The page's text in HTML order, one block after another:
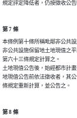
第 7 條
本條例第十條所稱毗鄰非公共
非公共設施保留地土地現值之
第六十三條規定計算之。
土地現值公告後，始經都市計
地現值公告前依法徵收者，其
條規定重新計算，並公告之。
第 8 條